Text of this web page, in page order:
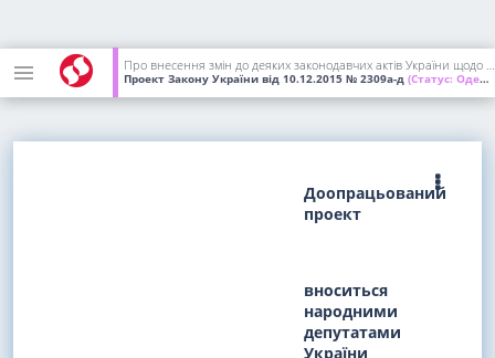
Про внесення змін до деяких законодавчих актів України щодо удосконалення законодавства з питань діяльності закладів охорони здоров'я
Проект Закону України від 10.12.2015 № 2309а-д (Статус: Одержаний ВР України)
Доопрацьований
проект
вноситься
народними
депутатами
України